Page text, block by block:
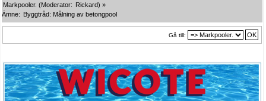
Markpooler. (Moderator: Rickard) »
Ämne: Byggtråd: Målning av betongpool
Gå till: